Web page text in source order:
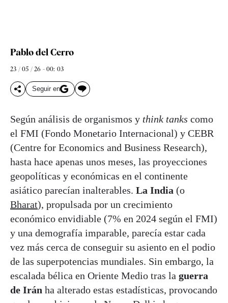
Pablo del Cerro
23 / 05 / 26 - 00: 03
Seguir en
Según análisis de organismos y think tanks como
el FMI (Fondo Monetario Internacional) y CEBR
(Centre for Economics and Business Research),
hasta hace apenas unos meses, las proyecciones
geopolíticas y económicas en el continente
asiático parecían inalterables. La India (o
Bharat), propulsada por un crecimiento
económico envidiable (7% en 2024 según el FMI)
y una demografía imparable, parecía estar cada
vez más cerca de conseguir su asiento en el podio
de las superpotencias mundiales. Sin embargo, la
escalada bélica en Oriente Medio tras la guerra
de Irán ha alterado estas estadísticas, provocando